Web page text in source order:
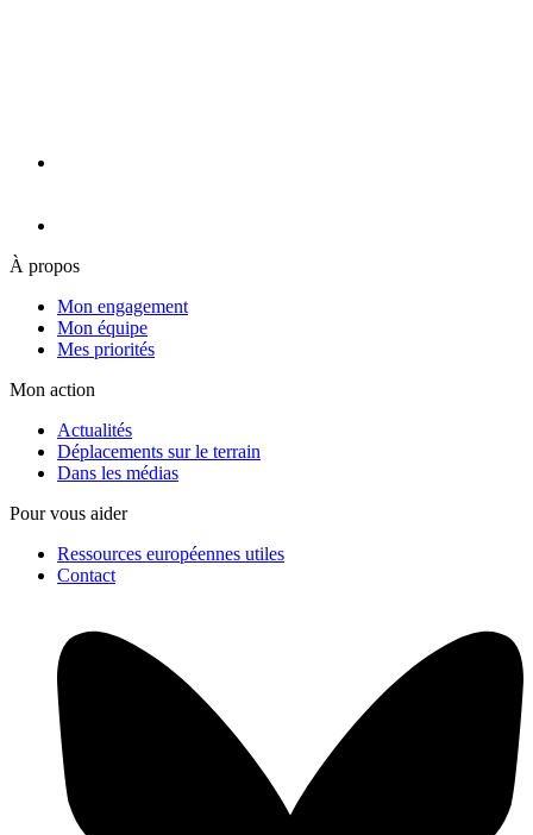
À propos
Mon engagement
Mon équipe
Mes priorités
Mon action
Actualités
Déplacements sur le terrain
Dans les médias
Pour vous aider
Ressources européennes utiles
Contact